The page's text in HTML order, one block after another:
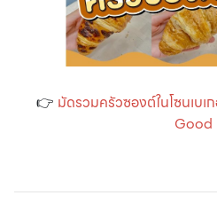
👉 มัดรวมครัวซองต์ในโซนเบ
Good